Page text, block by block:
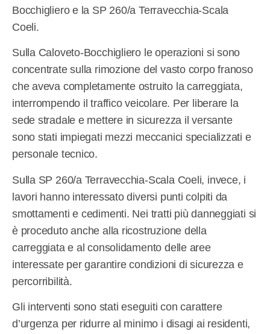
Bocchigliero e la SP 260/a Terravecchia-Scala
Coeli.
Sulla Caloveto-Bocchigliero le operazioni si sono
concentrate sulla rimozione del vasto corpo franoso
che aveva completamente ostruito la carreggiata,
interrompendo il traffico veicolare. Per liberare la
sede stradale e mettere in sicurezza il versante
sono stati impiegati mezzi meccanici specializzati e
personale tecnico.
Sulla SP 260/a Terravecchia-Scala Coeli, invece, i
lavori hanno interessato diversi punti colpiti da
smottamenti e cedimenti. Nei tratti più danneggiati si
è proceduto anche alla ricostruzione della
carreggiata e al consolidamento delle aree
interessate per garantire condizioni di sicurezza e
percorribilità.
Gli interventi sono stati eseguiti con carattere
d’urgenza per ridurre al minimo i disagi ai residenti,